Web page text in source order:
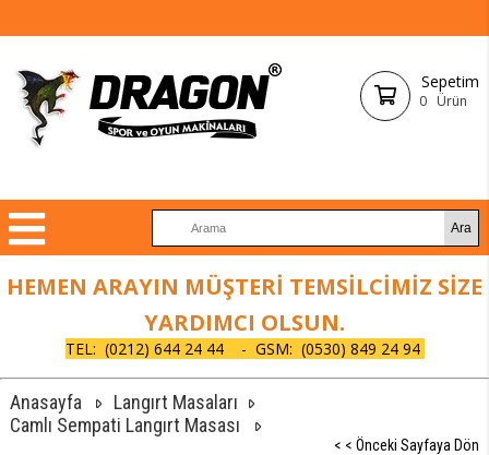
Sepetim
0 Ürün
HEMEN ARAYIN MÜŞTERİ TEMSİLCİMİZ SİZE
YARDIMCI OLSUN.
TEL: (0212) 644 24 44 - GSM: (0530) 849 24 94
Anasayfa
Langırt Masaları
Camlı Sempati Langırt Masası
< < Önceki Sayfaya Dön